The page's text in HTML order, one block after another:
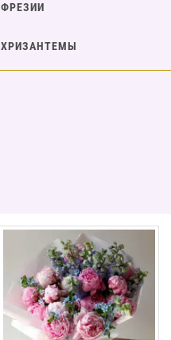
ФРЕЗИИ
ХРИЗАНТЕМЫ